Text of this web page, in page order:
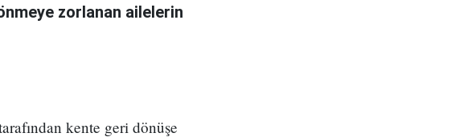
zorlanan ailelerin
kente geri dönüşe